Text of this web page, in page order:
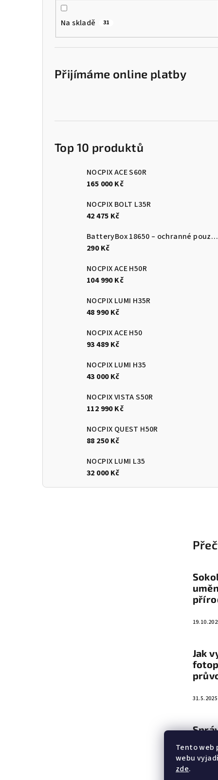
Tento web
webu
zde.
Na skladě 31
Přijímáme online platby
Top 10 produktů
NOCPIX ACE S60R
165 000 Kč
NOCPIX BOLT L35R
42 475 Kč
BatteryBox 18650 – ochranné pouzdro na baterie
290 Kč
NOCPIX ACE H50R
104 990 Kč
NOCPIX LUMI H35R
48 990 Kč
NOCPIX ACE H50
93 489 Kč
NOCPIX LUMI H35
43 000 Kč
NOCPIX VISTA S50R
112 990 Kč
NOCPIX QUEST H50R
88 250 Kč
NOCPIX LUMI L35
32 000 Kč
Jak
31.5.2025
5.6.2023